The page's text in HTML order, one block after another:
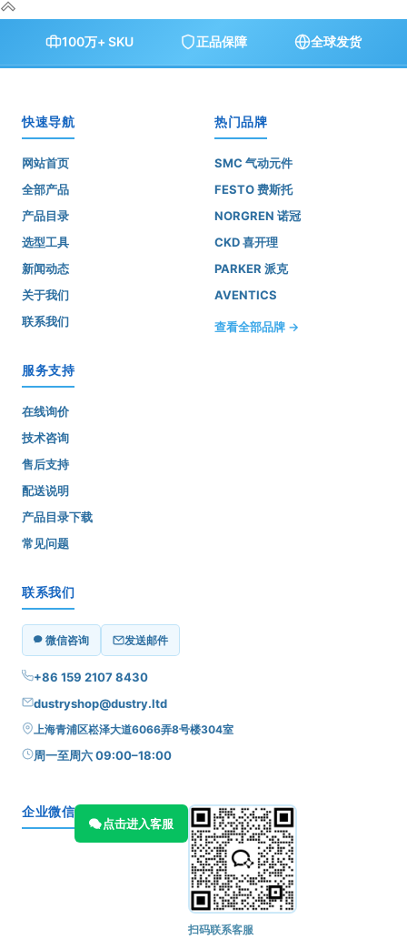
100万+ SKU 正品保障 全球发货
快速导航
网站首页
全部产品
产品目录
选型工具
新闻动态
关于我们
联系我们
热门品牌
SMC 气动元件
FESTO 费斯托
NORGREN 诺冠
CKD 喜开理
PARKER 派克
AVENTICS
查看全部品牌 →
服务支持
在线询价
技术咨询
售后支持
配送说明
产品目录下载
常见问题
联系我们
微信咨询 发送邮件
+86 159 2107 8430
dustryshop@dustry.ltd
上海青浦区崧泽大道6066弄8号楼304室
周一至周六 09:00–18:00
企业微信
点击进入客服
扫码联系客服